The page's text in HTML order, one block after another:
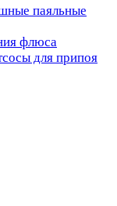
паяльные
флюса
для припоя